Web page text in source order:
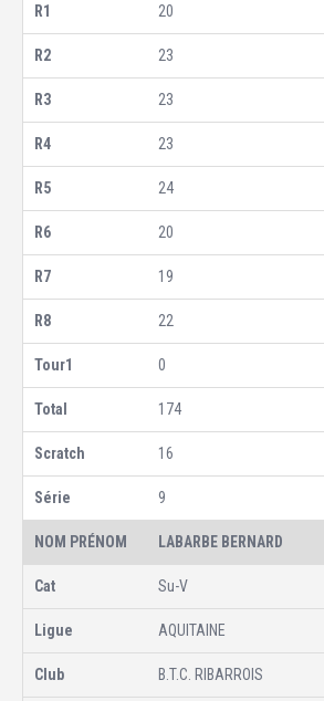
20
23
23
23
24
20
19
22
0
174
16
9
LABARBE BERNARD
Su-V
AQUITAINE
B.T.C. RIBARROIS